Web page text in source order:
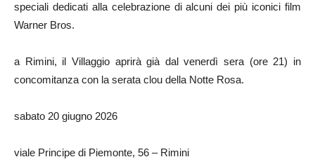
speciali dedicati alla celebrazione di alcuni dei più iconici film
Warner Bros.
a Rimini, il Villaggio aprirà già dal venerdì sera (ore 21) in
concomitanza con la serata clou della Notte Rosa.
sabato 20 giugno 2026
viale Principe di Piemonte, 56 – Rimini